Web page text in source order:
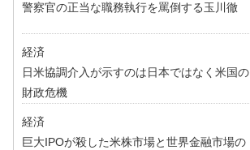
警察官の正当な職務執行を罵倒する玉川徹
経済
日米協調介入が示すのは日本ではなく米国の
財政危機
経済
巨大IPOが殺した米株市場と世界金融市場の